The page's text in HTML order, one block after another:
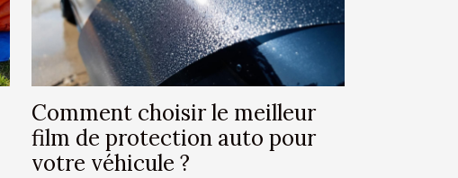
Comment choisir le meilleur
film de protection auto pour
votre véhicule ?